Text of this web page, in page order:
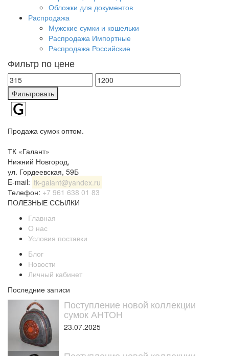
Обложки для документов
Распродажа
Мужские сумки и кошельки
Распродажа Импортные
Распродажа Российские
Фильтр по цене
Фильтровать
Продажа сумок оптом.
ТК «Галант»
Нижний Новгород,
ул. Гордеевская, 59Б
E-mail: tk-galant@yandex.ru
Телефон: +7 961 638 01 83
ПОЛЕЗНЫЕ ССЫЛКИ
Главная
О нас
Условия поставки
Блог
Новости
Личный кабинет
Последние записи
Поступление новой коллекции
сумок АНТОН
23.07.2025